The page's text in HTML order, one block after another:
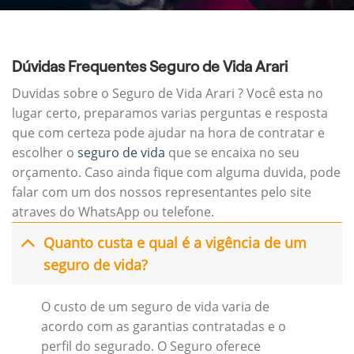
Dúvidas Frequentes Seguro de Vida Arari
Duvidas sobre o Seguro de Vida Arari ? Você esta no
lugar certo, preparamos varias perguntas e resposta
que com certeza pode ajudar na hora de contratar e
escolher o seguro de vida que se encaixa no seu
orçamento. Caso ainda fique com alguma duvida, pode
falar com um dos nossos representantes pelo site
atraves do WhatsApp ou telefone.
Quanto custa e qual é a vigência de um
seguro de vida?
O custo de um seguro de vida varia de
acordo com as garantias contratadas e o
perfil do segurado. O Seguro oferece